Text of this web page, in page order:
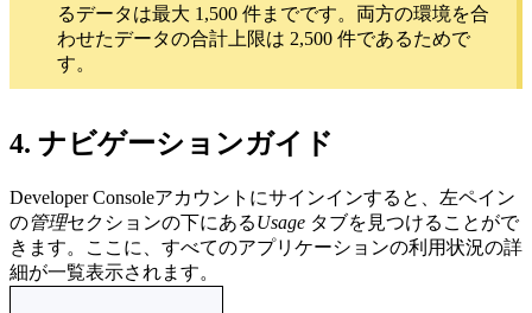
るデータは最大 1,500 件までです。両方の環境を合
わせたデータの合計上限は 2,500 件であるためで
す。
4. ナビゲーションガイド
Developer Consoleアカウントにサインインすると、左ペイン
の管理セクションの下にあるUsage タブを見つけることがで
きます。
ここに、すべてのアプリケーションの利用状況の詳
細が一覧表示されます。